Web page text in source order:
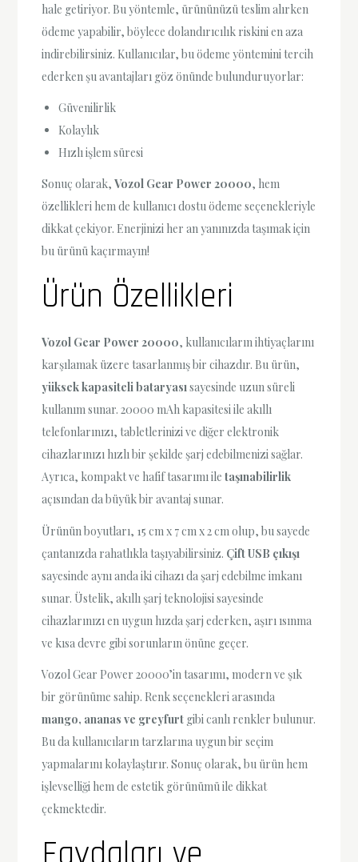
hale getiriyor. Bu yöntemle, ürününüzü teslim alırken
ödeme yapabilir, böylece dolandırıcılık riskini en aza
indirebilirsiniz. Kullanıcılar, bu ödeme yöntemini tercih
ederken şu avantajları göz önünde bulunduruyorlar:
Güvenilirlik
Kolaylık
Hızlı işlem süresi
Sonuç olarak,Vozol Gear Power 20000, hem
özellikleri hem de kullanıcı dostu ödeme seçenekleriyle
dikkat çekiyor. Enerjinizi her an yanınızda taşımak için
bu ürünü kaçırmayın!
Ürün Özellikleri
Vozol Gear Power 20000, kullanıcıların ihtiyaçlarını
karşılamak üzere tasarlanmış bir cihazdır. Bu ürün,
yüksek kapasiteli bataryasısayesinde uzun süreli
kullanım sunar. 20000 mAh kapasitesi ile akıllı
telefonlarınızı, tabletlerinizi ve diğer elektronik
cihazlarınızı hızlı bir şekilde şarj edebilmenizi sağlar.
Ayrıca, kompakt ve hafif tasarımı iletaşınabilirlik
açısından da büyük bir avantaj sunar.
Ürünün boyutları, 15 cm x 7 cm x 2 cm olup, bu sayede
çantanızda rahatlıkla taşıyabilirsiniz. Çift USB çıkışı
sayesinde aynı anda iki cihazı da şarj edebilme imkanı
sunar. Üstelik, akıllı şarj teknolojisi sayesinde
cihazlarınızı en uygun hızda şarj ederken, aşırı ısınma
ve kısa devre gibi sorunların önüne geçer.
Vozol Gear Power 20000’in tasarımı, modern ve şık
bir görünüme sahip. Renk seçenekleri arasında
mango, ananas ve greyfurt gibi canlı renkler bulunur.
Bu da kullanıcıların tarzlarına uygun bir seçim
yapmalarını kolaylaştırır. Sonuç olarak, bu ürün hem
işlevselliği hem de estetik görünümü ile dikkat
çekmektedir.